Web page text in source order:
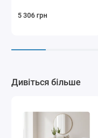
5 306 грн
Дивіться більше